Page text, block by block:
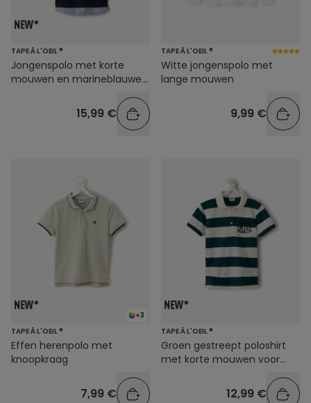
TAPE À L'OEIL ®
Jongenspolo met korte
mouwen en marineblauwe
15,99 €
TAPE À L'OEIL ®
Witte jongenspolo met
lange mouwen
9,99 €
+3
TAPE À L'OEIL ®
Effen herenpolo met
knoopkraag
7,99 €
TAPE À L'OEIL ®
Groen gestreept poloshirt
met korte mouwen voor
12,99 €